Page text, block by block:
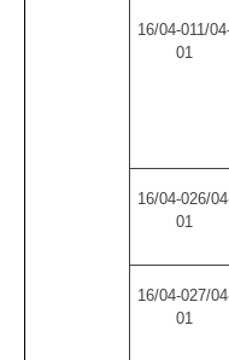
16/04-011/
01
16/04-026/
01
16/04-027/
01